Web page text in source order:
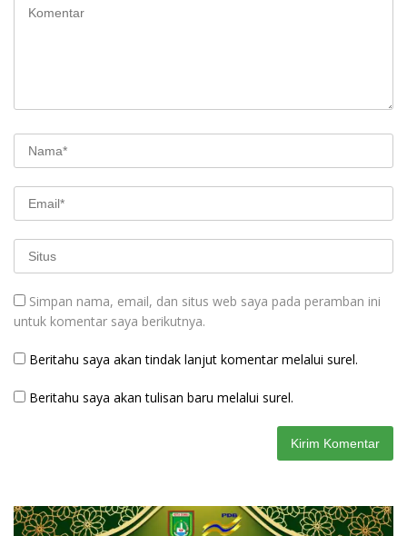
Simpan nama, email, dan situs web saya pada peramban ini
untuk komentar saya berikutnya.
Beritahu saya akan tindak lanjut komentar melalui surel.
Beritahu saya akan tulisan baru melalui surel.